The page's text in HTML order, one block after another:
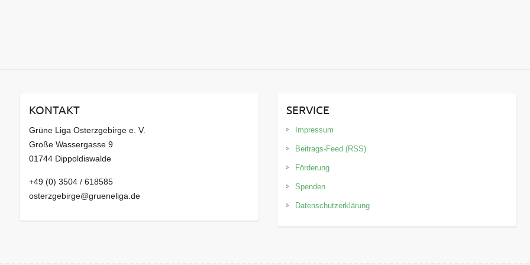
KONTAKT
Grüne Liga Osterzgebirge e. V.
Große Wassergasse 9
01744 Dippoldiswalde
+49 (0) 3504 / 618585
osterzgebirge@grueneliga.de
SERVICE
Impressum
Beitrags-Feed (RSS)
Förderung
Spenden
Datenschutzerklärung